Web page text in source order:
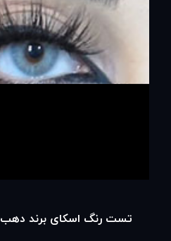
تست رنگ اسکای برند دهب